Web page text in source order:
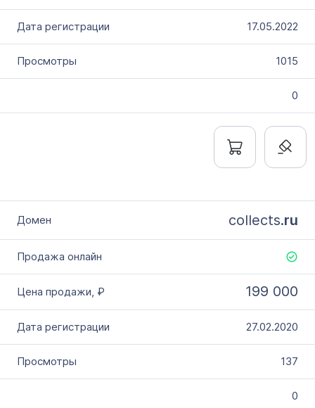
17.05.2022
1015
0
collects.ru
199 000
27.02.2020
137
0